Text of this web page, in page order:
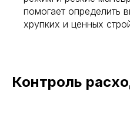
помогает определить
хрупких и ценных
Контроль